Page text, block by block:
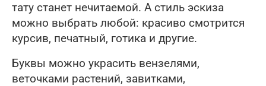
тату станет нечитаемой. А стиль эскиза
можно выбрать любой: красиво смотрится
курсив, печатный, готика и другие.
Буквы можно украсить вензелями,
веточками растений, завитками,